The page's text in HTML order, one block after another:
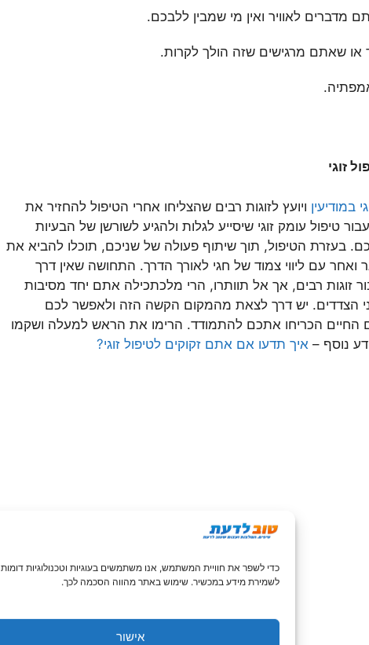
כדי לשפר את חוויית המשתמש, אנו משתמשים בעוגיות וטכנולוגיות דומות
לשמירת מידע במכשיר. שימוש באתר מהווה הסכמה לכך.
אישור
לאוויר ואין מי שמבין ללבכם.
או שאתם מרגישים שזה הולך לקרות.
זוגי
במודיעין ויועץ לזוגות רבים שהצליחו אחרי הטיפול להחזיר את
טיפול עומק זוגי שיסייע לגלות ולהגיע לשורשן של הבעיות
בעזרת הטיפול, תוך שיתוף פעולה של שניכם, תוכלו להביא את
עם ליווי צמוד של חגי לאורך הדרך. התחושה שאין דרך
זוגות רבים, אך אל תוותרו, הרי מלכתכילה אתם יחד מסיבות
הצדדים. יש דרך לצאת מהמקום הקשה הזה ולאפשר לכם
הכריחו אתכם להתמודד. הרימו את הראש למעלה ושקמו
נוסף – איך תדעו אם אתם זקוקים לטיפול זוגי?